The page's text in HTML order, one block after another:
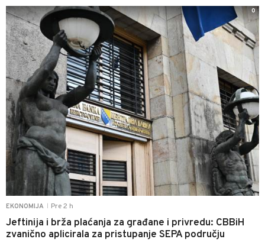
EKONOMIJA Pre 2 h
Jeftinija i brža plaćanja za građane i privredu: CBBiH
zvanično aplicirala za pristupanje SEPA području
0